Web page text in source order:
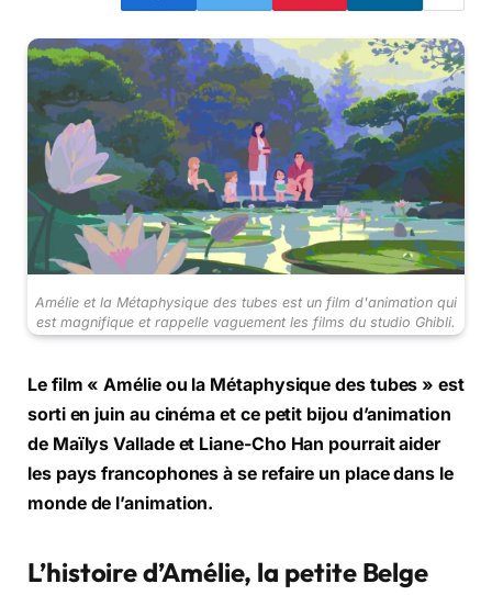
Amélie et la Métaphysique des tubes est un film d'animation qui
est magnifique et rappelle vaguement les films du studio Ghibli.
Le film « Amélie ou la Métaphysique des tubes » est
sorti en juin au cinéma et ce petit bijou d’animation
de Maïlys Vallade et Liane-Cho Han pourrait aider
les pays francophones à se refaire un place dans le
monde de l’animation.
L’histoire d’Amélie, la petite Belge